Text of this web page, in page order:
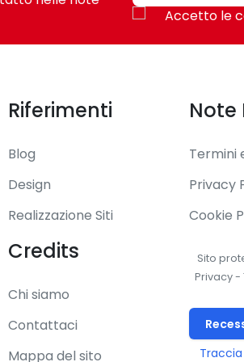
GB
& SSD
Accetto le
Riferimenti
Blog
Design
Realizzazione Siti
Credits
Chi siamo
Contattaci
Mappa del sito
Note
Termini
Privacy
Cookie
Sito
Privacy-